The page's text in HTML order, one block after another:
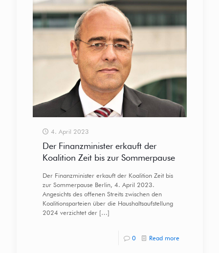
4. April 2023
Der Finanzminister erkauft der
Koalition Zeit bis zur Sommerpause
Der Finanzminister erkauft der Koalition Zeit bis
zur Sommerpause Berlin, 4. April 2023.
Angesichts des offenen Streits zwischen den
Koalitionsparteien über die Haushaltsaufstellung
2024 verzichtet der[…]
0 Read more